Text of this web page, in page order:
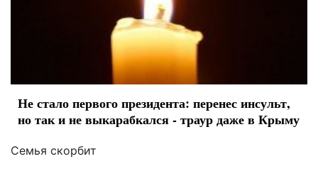
Не стало первого президента: перенес инсульт,
но так и не выкарабкался - траур даже в Крыму
Семья скорбит